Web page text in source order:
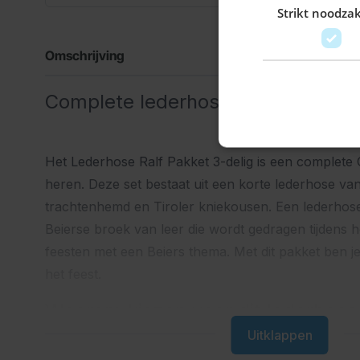
Omschrijving
Complete lederhose outfit voor
Het Lederhose Ralf Pakket 3-delig is een
heren. Deze set bestaat uit een korte lederhose
trachtenhemd en Tiroler kniekousen. Een
Waarom kiezen voor dit lederhose
Uitklappen
Strikt